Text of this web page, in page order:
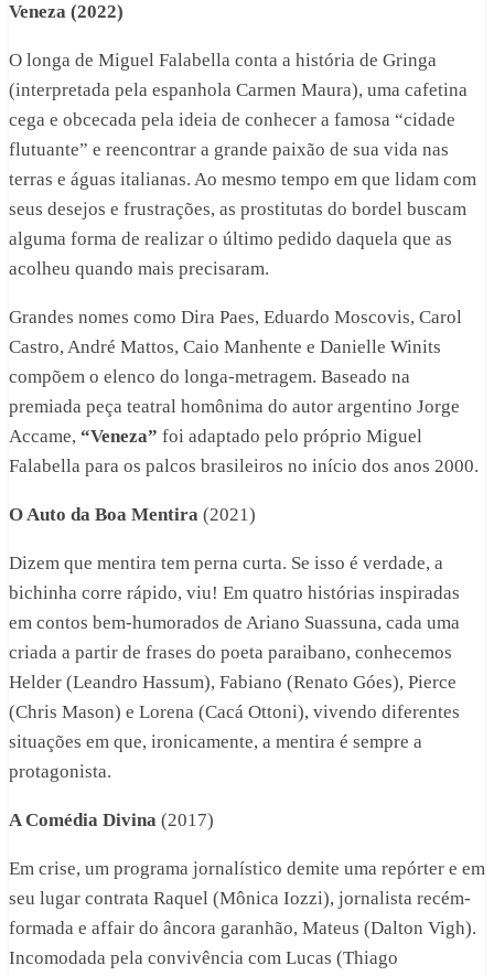
Veneza (2022)
O longa de Miguel Falabella conta a história de Gringa
(interpretada pela espanhola Carmen Maura), uma cafetina
cega e obcecada pela ideia de conhecer a famosa “cidade
flutuante” e reencontrar a grande paixão de sua vida nas
terras e águas italianas. Ao mesmo tempo em que lidam com
seus desejos e frustrações, as prostitutas do bordel buscam
alguma forma de realizar o último pedido daquela que as
acolheu quando mais precisaram.
Grandes nomes como Dira Paes, Eduardo Moscovis, Carol
Castro, André Mattos, Caio Manhente e Danielle Winits
compõem o elenco do longa-metragem. Baseado na
premiada peça teatral homônima do autor argentino Jorge
Accame, “Veneza” foi adaptado pelo próprio Miguel
Falabella para os palcos brasileiros no início dos anos 2000.
O Auto da Boa Mentira (2021)
Dizem que mentira tem perna curta. Se isso é verdade, a
bichinha corre rápido, viu! Em quatro histórias inspiradas
em contos bem-humorados de Ariano Suassuna, cada uma
criada a partir de frases do poeta paraibano, conhecemos
Helder (Leandro Hassum), Fabiano (Renato Góes), Pierce
(Chris Mason) e Lorena (Cacá Ottoni), vivendo diferentes
situações em que, ironicamente, a mentira é sempre a
protagonista.
A Comédia Divina (2017)
Em crise, um programa jornalístico demite uma repórter e em
seu lugar contrata Raquel (Mônica Iozzi), jornalista recém-
formada e affair do âncora garanhão, Mateus (Dalton Vigh).
Incomodada pela convivência com Lucas (Thiago